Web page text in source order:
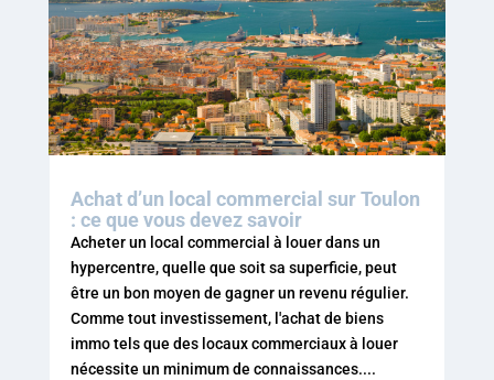
Achat d’un local commercial sur Toulon
: ce que vous devez savoir
Acheter un local commercial à louer dans un
hypercentre, quelle que soit sa superficie, peut
être un bon moyen de gagner un revenu régulier.
Comme tout investissement, l'achat de biens
immo tels que des locaux commerciaux à louer
nécessite un minimum de connaissances....